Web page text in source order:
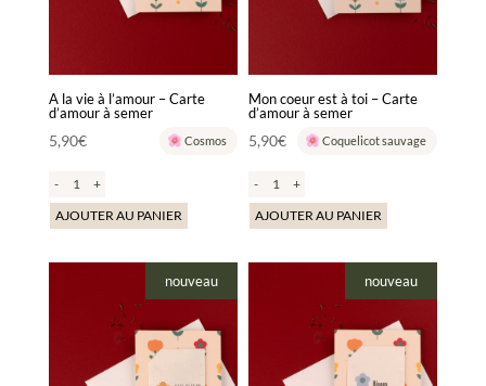
A la vie à l’amour – Carte
d’amour à semer
5,90€ Cosmos
-
+
AJOUTER AU PANIER
Mon coeur est à toi – Carte
d’amour à semer
5,90€ Coquelicot sauvage
-
+
AJOUTER AU PANIER
nouveau nouveau